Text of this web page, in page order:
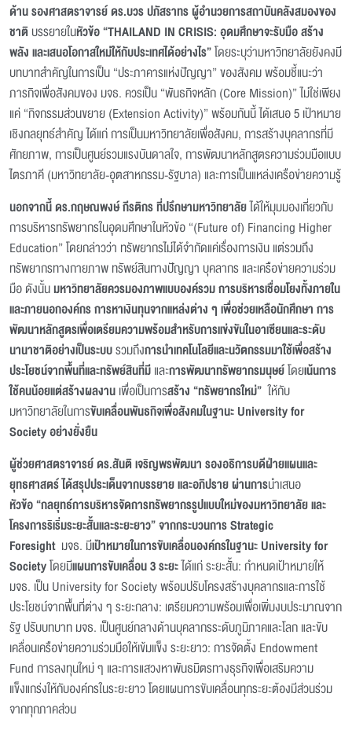
ด้าน รองศาสตราจารย์ ดร.บวร ปภัสราทร ผู้อำนวยการสถาบันคลังสมองของ
ชาติบรรยายในหัวข้อ “THAILAND IN CRISIS: อุดมศึกษาจะรับมือ สร้าง
พลัง และเสนอโอกาสใหม่ให้กับประเทศได้อย่างไร”โดยระบุว่ามหาวิทยาลัยยังคงมี
บทบาทสำคัญในการเป็น “ประภาคารแห่งปัญญา” ของสังคม พร้อมชี้แนะว่า
ภารกิจเพื่อสังคมของ มจธ. ควรเป็น “พันธกิจหลัก (Core Mission)” ไม่ใช่เพียง
แค่ “กิจกรรมส่วนขยาย (Extension Activity)” พร้อมกันนี้ ได้เสนอ 5 เป้าหมาย
เชิงกลยุทธ์สำคัญ ได้แก่ การเป็นมหาวิทยาลัยเพื่อสังคม, การสร้างบุคลากรที่มี
ศักยภาพ, การเป็นศูนย์รวมแรงบันดาลใจ, การพัฒนาหลักสูตรความร่วมมือแบบ
ไตรภาคี (มหาวิทยาลัย-อุตสาหกรรม-รัฐบาล) และการเป็นแหล่งเครือข่ายความรู้
นอกจากนี้ ดร.กฤษณพงษ์ กีรติกร ที่ปรึกษามหาวิทยาลัยได้ให้มุมมองเกี่ยวกับ
การบริหารทรัพยากรในอุดมศึกษาในหัวข้อ “(Future of) Financing Higher
Education” โดยกล่าวว่า ทรัพยากรไม่ได้จำกัดแค่เรื่องการเงิน แต่รวมถึง
ทรัพยากรทางกายภาพ ทรัพย์สินทางปัญญา บุคลากร และเครือข่ายความร่วม
มือ ดังนั้นมหาวิทยาลัยควรมองภาพแบบองค์รวม การบริหารเชื่อมโยงทั้งภายใน
และภายนอกองค์กรการหาเงินทุนจากแหล่งต่าง ๆ เพื่อช่วยเหลือนักศึกษา การ
พัฒนาหลักสูตรเพื่อเตรียมความพร้อมสำหรับการแข่งขันในอาเซียนและระดับ
นานาชาติอย่างเป็นระบบรวมถึงการนำเทคโนโลยีและนวัตกรรมมาใช้เพื่อสร้าง
ประโยชน์จากพื้นที่และทรัพย์สินที่มีและการพัฒนาทรัพยากรมนุษย์โดยเน้นการ
ใช้คนน้อยแต่สร้างผลงานเพื่อเป็นการสร้าง “ทรัพยากรใหม่” ให้กับ
มหาวิทยาลัยในการขับเคลื่อนพันธกิจเพื่อสังคมในฐานะ University for
Society อย่างยั่งยืน
ผู้ช่วยศาสตราจารย์ ดร.สันติ เจริญพรพัฒนา รองอธิการบดีฝ่ายแผนและ
ยุทธศาสตร์ ได้สรุปประเด็นจากบรรยาย และอภิปราย ผ่านการนำเสนอ
หัวข้อ“กลยุทธ์การบริหารจัดการทรัพยากรรูปแบบใหม่ของมหาวิทยาลัย และ
โครงการริเริ่มระยะสั้นและระยะยาว” จากกระบวนการ Strategic
Foresight มจธ. มีเป้าหมายในการขับเคลื่อนองค์กรในฐานะ University for
Societyโดยมีแผนการขับเคลื่อน 3 ระยะได้แก่ ระยะสั้น: กำหนดเป้าหมายให้
มจธ. เป็น University for Society พร้อมปรับโครงสร้างบุคลากรและการใช้
ประโยชน์จากพื้นที่ต่าง ๆ ระยะกลาง: เตรียมความพร้อมเพื่อเพิ่มงบประมาณจาก
รัฐ ปรับบทบาท มจธ. เป็นศูนย์กลางด้านบุคลากรระดับภูมิภาคและโลก และขับ
เคลื่อนเครือข่ายความร่วมมือให้เข้มแข็ง ระยะยาว: การจัดตั้ง Endowment
Fund การลงทุนใหม่ ๆ และการแสวงหาพันธมิตรทางธุรกิจเพื่อเสริมความ
แข็งแกร่งให้กับองค์กรในระยะยาว โดยแผนการขับเคลื่อนทุกระยะต้องมีส่วนร่วม
จากทุกภาคส่วน